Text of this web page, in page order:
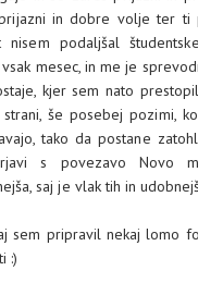
in dobre volje ter ti
nisem podaljšal
mesec, in me je
kjer sem nato
še posebej pozimi,
tako da postane
s povezavo Novo
saj je vlak tih in
sem pripravil nekaj lomo
:)